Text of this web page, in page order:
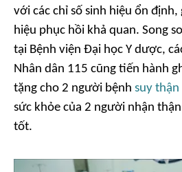
với các chỉ số sinh hiệu ổn
hiệu phục hồi khả quan. Song
tại Bệnh viện Đại học Y dược,
Nhân dân 115 cũng tiến hành
tặng cho 2 người bệnh suy thận
sức khỏe của 2 người nhận
tốt.